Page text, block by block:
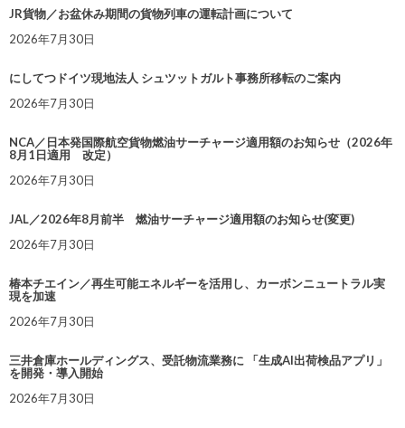
JR貨物／お盆休み期間の貨物列車の運転計画について
2026年7月30日
にしてつドイツ現地法人 シュツットガルト事務所移転のご案内
2026年7月30日
NCA／日本発国際航空貨物燃油サーチャージ適用額のお知らせ（2026年
8月1日適用 改定）
2026年7月30日
JAL／2026年8月前半 燃油サーチャージ適用額のお知らせ(変更)
2026年7月30日
椿本チエイン／再生可能エネルギーを活用し、カーボンニュートラル実
現を加速
2026年7月30日
三井倉庫ホールディングス、受託物流業務に 「生成AI出荷検品アプリ」
を開発・導入開始
2026年7月30日